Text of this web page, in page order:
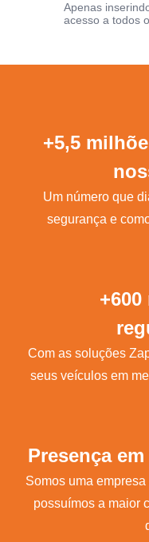
Apenas
acesso a todos
+5,5
Um número que
segurança e
Com as soluções
seus veículos em
Presença
Somos uma
possuímos a maior